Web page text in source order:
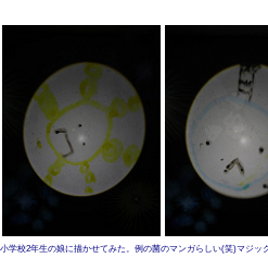
小学校2年生の娘に描かせてみた。例の菌のマンガらしい(笑)マジッ